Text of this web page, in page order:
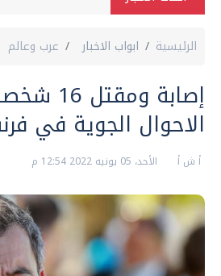
الرئيسية ابواب الاخبار عرب وعالم
إصابة
الاحوال الجوية في
أ ش أ الأحد، 05 يونيه 2022 12:54 م